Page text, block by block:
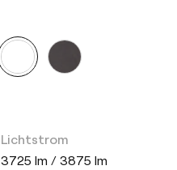
Lichtstrom
3725 lm / 3875 lm